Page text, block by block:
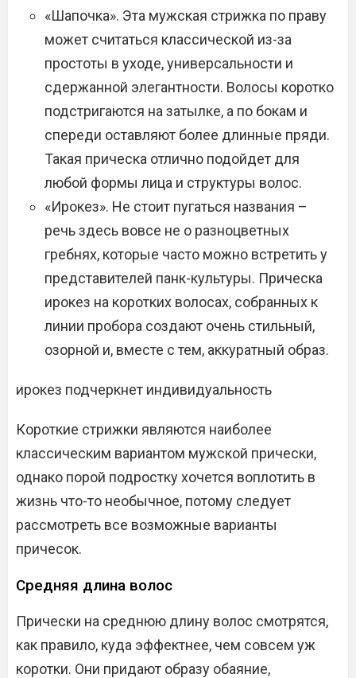
«Шапочка». Эта мужская стрижка по праву
может считаться классической из-за
простоты в уходе, универсальности и
сдержанной элегантности. Волосы коротко
подстригаются на затылке, а по бокам и
спереди оставляют более длинные пряди.
Такая прическа отлично подойдет для
любой формы лица и структуры волос.
«Ирокез». Не стоит пугаться названия –
речь здесь вовсе не о разноцветных
гребнях, которые часто можно встретить у
представителей панк-культуры. Прическа
ирокез на коротких волосах, собранных к
линии пробора создают очень стильный,
озорной и, вместе с тем, аккуратный образ.
ирокез подчеркнет индивидуальность
Короткие стрижки являются наиболее
классическим вариантом мужской прически,
однако порой подростку хочется воплотить в
жизнь что-то необычное, потому следует
рассмотреть все возможные варианты
причесок.
Средняя длина волос
Прически на среднюю длину волос смотрятся,
как правило, куда эффектнее, чем совсем уж
коротки. Они придают образу обаяние,